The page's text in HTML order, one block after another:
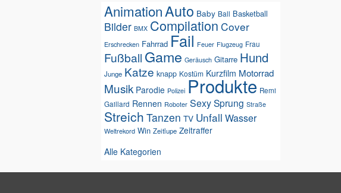
AnimationAuto Baby Ball Basketball
Bilder BMX Compilation Cover
Erschrecken Fahrrad Fail Feuer Flugzeug Frau
Fußball Game Geräusch Gitarre Hund
Junge Katze knapp Kostüm Kurzfilm Motorrad
Musik Parodie Polizei Produkte Remi
Gaillard Rennen Roboter SexySprung Straße
Streich Tanzen TV Unfall Wasser
Weltrekord Win Zeitlupe Zeitraffer
Alle Kategorien